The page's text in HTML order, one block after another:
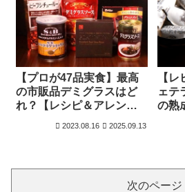
【プロが47品実食】最高
の市販品デミグラスはど
れ？【レシピ＆アレン
2023.08.16 2025.09.13
【
ェテ
の熟
次のページ